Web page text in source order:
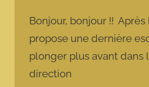
r
m
a
Bonjour, bonjour !! Après
propose une dernière
plonger plus avant dans
direction